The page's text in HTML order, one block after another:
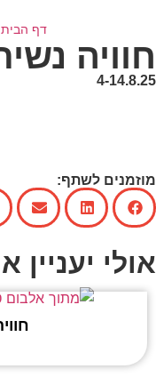
דף הבית
חוויה
4-14.8.25
מוזמנים לשתף:
אולי יעניין